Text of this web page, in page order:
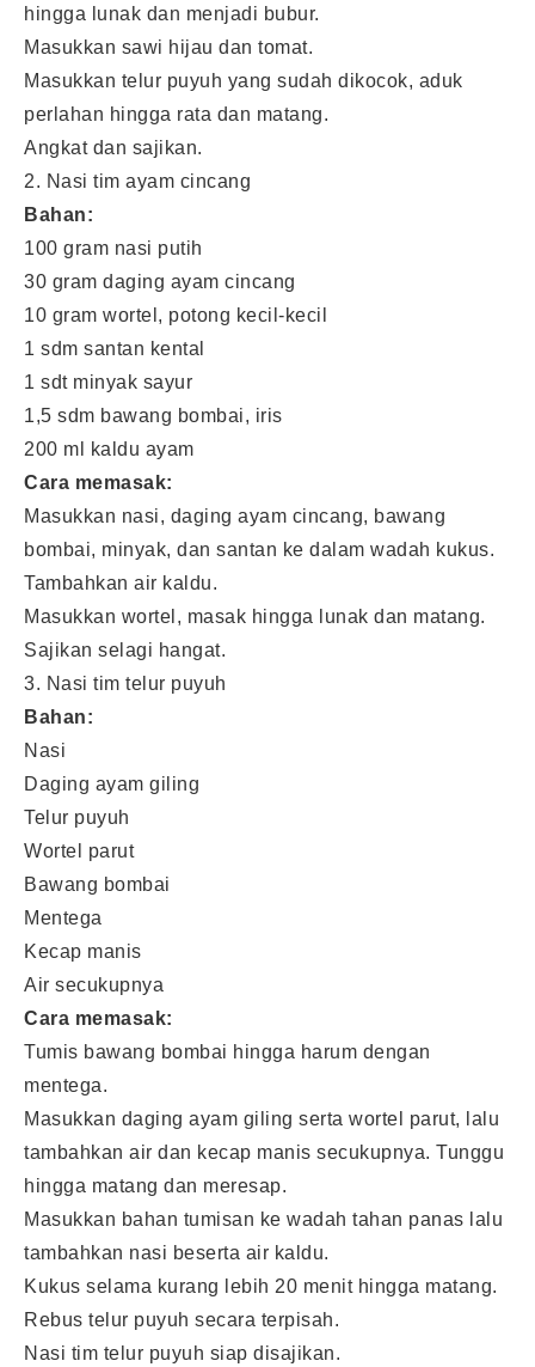
hingga lunak dan menjadi bubur.
Masukkan sawi hijau dan tomat.
Masukkan telur puyuh yang sudah dikocok, aduk
perlahan hingga rata dan matang.
Angkat dan sajikan.
2. Nasi tim ayam cincang
Bahan:
100 gram nasi putih
30 gram daging ayam cincang
10 gram wortel, potong kecil-kecil
1 sdm santan kental
1 sdt minyak sayur
1,5 sdm bawang bombai, iris
200 ml kaldu ayam
Cara memasak:
Masukkan nasi, daging ayam cincang, bawang
bombai, minyak, dan santan ke dalam wadah kukus.
Tambahkan air kaldu.
Masukkan wortel, masak hingga lunak dan matang.
Sajikan selagi hangat.
3. Nasi tim telur puyuh
Bahan:
Nasi
Daging ayam giling
Telur puyuh
Wortel parut
Bawang bombai
Mentega
Kecap manis
Air secukupnya
Cara memasak:
Tumis bawang bombai hingga harum dengan
mentega.
Masukkan daging ayam giling serta wortel parut, lalu
tambahkan air dan kecap manis secukupnya. Tunggu
hingga matang dan meresap.
Masukkan bahan tumisan ke wadah tahan panas lalu
tambahkan nasi beserta air kaldu.
Kukus selama kurang lebih 20 menit hingga matang.
Rebus telur puyuh secara terpisah.
Nasi tim telur puyuh siap disajikan.